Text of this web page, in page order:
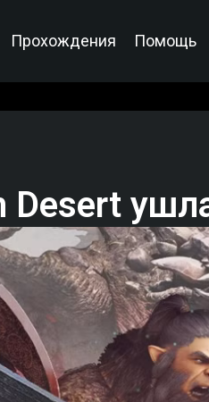
Прохождения Помощь